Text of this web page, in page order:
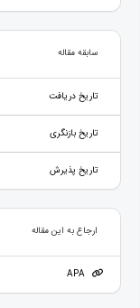
سابقه مقاله
تاریخ دریافت
تاریخ بازنگری
تاریخ پذیرش
ارجاع به این مقاله
APA